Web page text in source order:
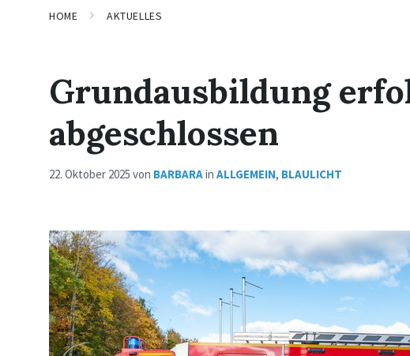
HOME AKTUELLES
Grundausbildung
abgeschlossen
22. Oktober 2025 von BARBARAin ALLGEMEIN, BLAULICHT